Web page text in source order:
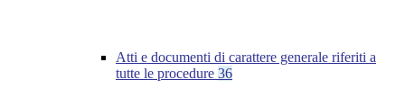
Atti e documenti di carattere generale riferiti a
tutte le procedure 36